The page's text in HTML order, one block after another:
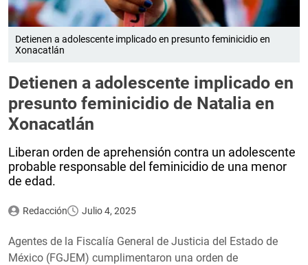
Detienen a adolescente implicado en presunto feminicidio en
Xonacatlán
Detienen a adolescente implicado en
presunto feminicidio de Natalia en
Xonacatlán
Liberan orden de aprehensión contra un adolescente
probable responsable del feminicidio de una menor
de edad.
Redacción Julio 4, 2025
Agentes de la Fiscalía General de Justicia del Estado de
México (FGJEM) cumplimentaron una orden de